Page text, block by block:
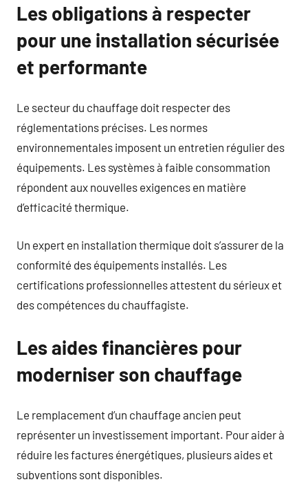
Les obligations à respecter
pour une installation sécurisée
et performante
Le secteur du chauffage doit respecter des
réglementations précises. Les normes
environnementales imposent un entretien régulier des
équipements. Les systèmes à faible consommation
répondent aux nouvelles exigences en matière
d’efficacité thermique.
Un expert en installation thermique doit s’assurer de la
conformité des équipements installés. Les
certifications professionnelles attestent du sérieux et
des compétences du chauffagiste.
Les aides financières pour
moderniser son chauffage
Le remplacement d’un chauffage ancien peut
représenter un investissement important. Pour aider à
réduire les factures énergétiques, plusieurs aides et
subventions sont disponibles.